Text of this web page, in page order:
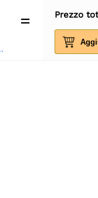
RM433R2
=
Prezzo